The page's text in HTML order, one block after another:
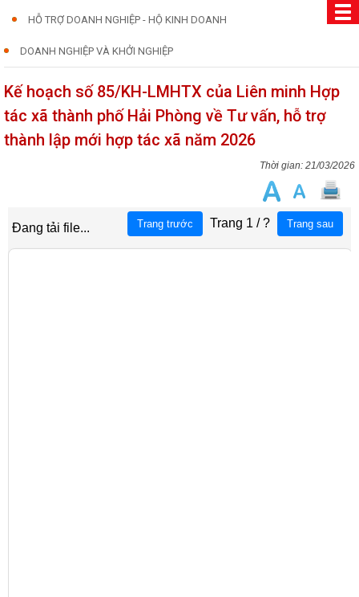
HỖ TRỢ DOANH NGHIỆP - HỘ KINH DOANH
DOANH NGHIỆP VÀ KHỞI NGHIỆP
Kế hoạch số 85/KH-LMHTX của Liên minh Hợp
tác xã thành phố Hải Phòng về Tư vấn, hỗ trợ
thành lập mới hợp tác xã năm 2026
21/03/2026